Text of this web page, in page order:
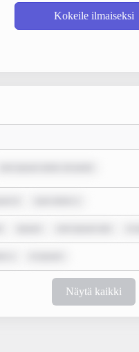
Kokeile ilmaiseksi
Näytä kaikki